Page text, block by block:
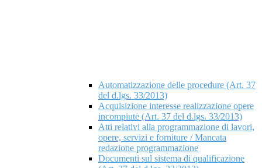
Automatizzazione delle procedure (Art. 37
del d.lgs. 33/2013)
Acquisizione interesse realizzazione opere
incompiute (Art. 37 del d.lgs. 33/2013)
Atti relativi alla programmazione di lavori,
opere, servizi e forniture / Mancata
redazione programmazione
Documenti sul sistema di qualificazione